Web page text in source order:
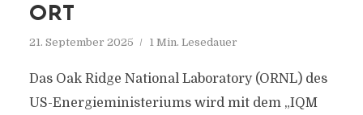
ORT
21. September 2025 1 Min. Lesedauer
Das Oak Ridge National Laboratory (ORNL) des
US-Energieministeriums wird mit dem „IQM